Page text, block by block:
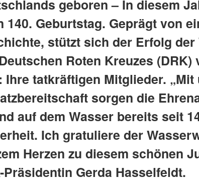
geboren – In diesem
140. Geburtstag. Geprägt von
stützt sich der Erfolg
Roten Kreuzes (DRK)
Ihre tatkräftigen Mitglieder.
sorgen die
auf dem Wasser bereits seit
Ich gratuliere der
Herzen zu diesem schönen
Präsidentin Gerda Hasselfeldt.